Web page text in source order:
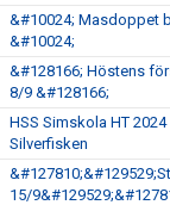
&#10024; Masdoppet
&#10024;
&#128166; Höstens
8/9 &#128166;
HSS Simskola HT
Silverfisken
15/